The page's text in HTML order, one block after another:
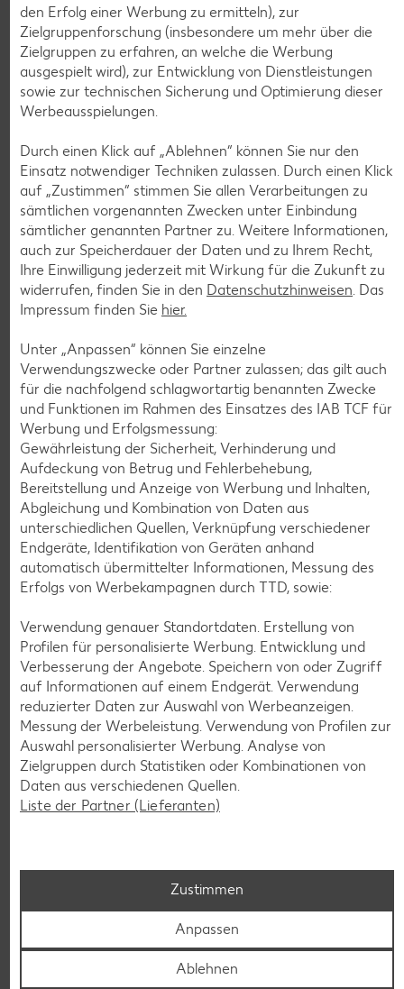
ROYAL ORANGE
-56%
0.69
1.59
Weitere Angebote anzeigen
Tiefkühlkost
Gültig vom 06.08. bis 12.08.
KNÜLLER
.
je 6 - 12 St. = 398 - 560-ml-Packg.
(1 l = 5.34 - 7.52)
nur
2.99
K-CLASSIC
Maxx XXL
je 8 St. = 800-ml-Großpackg.
(1 l = 3.74)
nur
2.99
Weitere Angebote anzeigen
Feinkost, Konserven
Gültig vom 06.08. bis 12.08.
den Erfolg einer Werbung zu ermitteln), zur
Zielgruppenforschung (insbesondere um mehr über die
Zielgruppen zu erfahren, an welche die Werbung
ausgespielt wird), zur Entwicklung von Dienstleistungen
sowie zur technischen Sicherung und Optimierung dieser
Werbeausspielungen.
Durch einen Klick auf „Ablehnen“ können Sie nur den
Einsatz notwendiger Techniken zulassen. Durch einen Klick
auf „Zustimmen“ stimmen Sie allen Verarbeitungen zu
sämtlichen vorgenannten Zwecken unter Einbindung
sämtlicher genannten Partner zu. Weitere Informationen,
auch zur Speicherdauer der Daten und zu Ihrem Recht,
Ihre Einwilligung jederzeit mit Wirkung für die Zukunft zu
widerrufen, finden Sie in den Datenschutzhinweisen. Das
Impressum finden Sie hier.
Unter „Anpassen“ können Sie einzelne
Verwendungszwecke oder Partner zulassen; das gilt auch
für die nachfolgend schlagwortartig benannten Zwecke
und Funktionen im Rahmen des Einsatzes des IAB TCF für
Werbung und Erfolgsmessung:
Gewährleistung der Sicherheit, Verhinderung und
Aufdeckung von Betrug und Fehlerbehebung,
Bereitstellung und Anzeige von Werbung und Inhalten,
Abgleichung und Kombination von Daten aus
unterschiedlichen Quellen, Verknüpfung verschiedener
Endgeräte, Identifikation von Geräten anhand
automatisch übermittelter Informationen, Messung des
Erfolgs von Werbekampagnen durch TTD, sowie:
Verwendung genauer Standortdaten. Erstellung von
Profilen für personalisierte Werbung. Entwicklung und
Verbesserung der Angebote. Speichern von oder Zugriff
auf Informationen auf einem Endgerät. Verwendung
reduzierter Daten zur Auswahl von Werbeanzeigen.
Messung der Werbeleistung. Verwendung von Profilen zur
Auswahl personalisierter Werbung. Analyse von
Zielgruppen durch Statistiken oder Kombinationen von
Daten aus verschiedenen Quellen.
Liste der Partner (Lieferanten)
Zustimmen
Anpassen
Ablehnen